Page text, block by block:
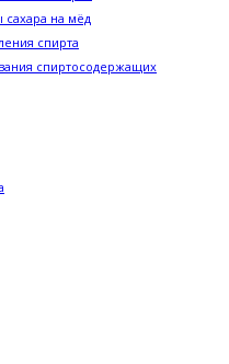
сахара на мёд
спирта
спиртосодержащих